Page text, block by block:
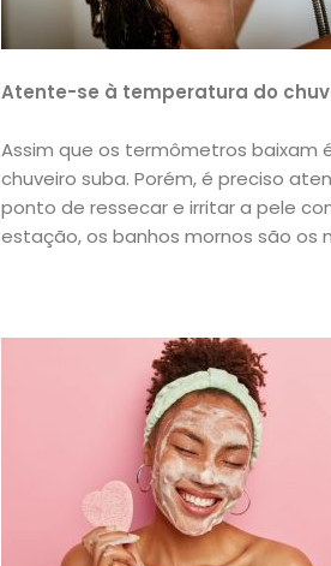
Início
Atente-se à temperatura do
Assim que os termômetros
chuveiro suba. Porém, é preciso
ponto de ressecar e irritar a pele
estação, os banhos mornos são os